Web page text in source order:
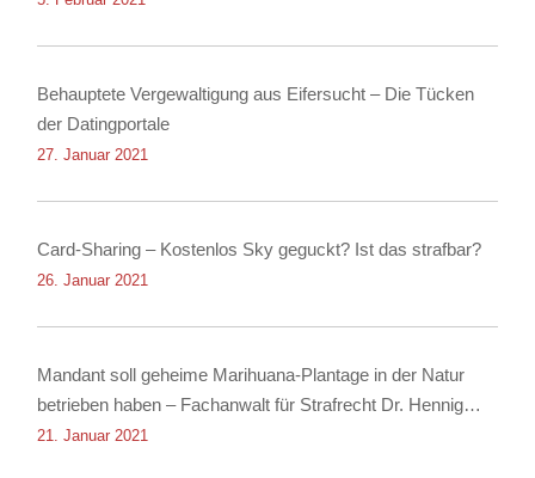
Behauptete Vergewaltigung aus Eifersucht – Die Tücken
der Datingportale
27. Januar 2021
Card-Sharing – Kostenlos Sky geguckt? Ist das strafbar?
26. Januar 2021
Mandant soll geheime Marihuana-Plantage in der Natur
betrieben haben – Fachanwalt für Strafrecht Dr. Hennig
erwirkt Einstellung
21. Januar 2021